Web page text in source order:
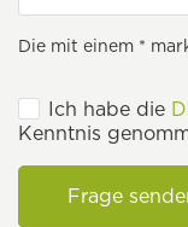
Die mit einem *
Ich habe die
Kenntnis
Frage